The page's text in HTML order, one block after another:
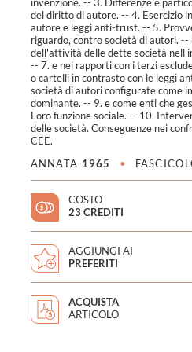
invenzione. -- 3. Differenze e
del diritto di autore. -- 4. Esercizio
autore e leggi anti-trust. -- 5.
riguardo, contro società di autori.
dell'attività delle dette società
-- 7. e nei rapporti con i terzi
o cartelli in contrasto con le leggi
società di autori configurate come
dominante. -- 9. e come enti che
Loro funzione sociale. -- 10.
delle società. Conseguenze nei
CEE.
ANNATA 1965 •
COSTO
23 CREDITI
AGGIUNGI AI
PREFERITI
ACQUISTA
ARTICOLO